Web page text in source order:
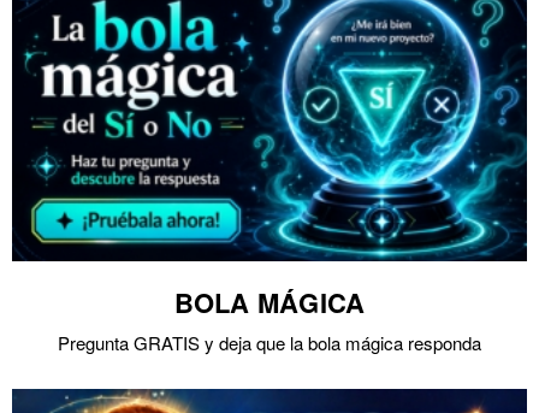
BOLA MÁGICA
Pregunta GRATIS y deja que la bola mágica responda